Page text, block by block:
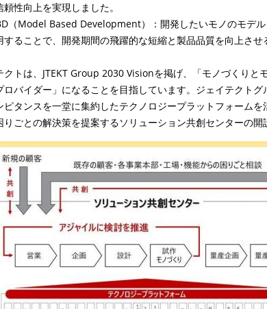
性向上を実現しました。
（Model Based Development）：開発したいモノのモデ
することで、開発期間の飛躍的な短縮と製品品質を向上させ
トは、 JTEKT Group 2030 Visionを掲げ、「モノづくりと
ロバイダー」になることを目指しています。ジェイテクト
ピタンスを一堂に集約したテクノロジープラットフォーム
りごとの解決策を提案するソリューション共創センターの開